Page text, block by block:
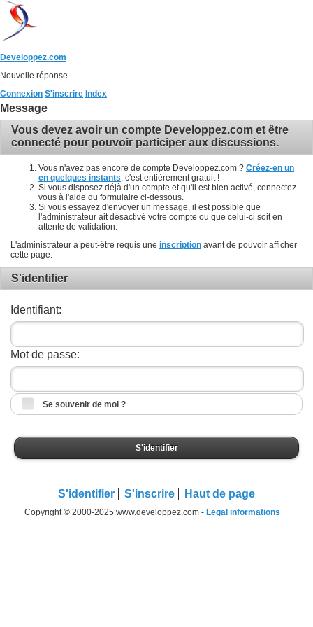
Developpez.com
Nouvelle réponse
Connexion S'inscrire Index
Message
Vous devez avoir un compte Developpez.com et être
connecté pour pouvoir participer aux discussions.
Vous n'avez pas encore de compte Developpez.com ? Créez-en un
en quelques instants , c'est entièrement gratuit !
Si vous disposez déjà d'un compte et qu'il est bien activé, connectez-
vous à l'aide du formulaire ci-dessous.
Si vous essayez d'envoyer un message, il est possible que
l'administrateur ait désactivé votre compte ou que celui-ci soit en
attente de validation.
L'administrateur a peut-être requis une inscription avant de pouvoir afficher
cette page.
S'identifier
Identifiant:
Mot de passe:
Se souvenir de moi ?
S'identifier
S'identifier S'inscrire Haut de page
Copyright © 2000-2025 www.developpez.com - Legal informations